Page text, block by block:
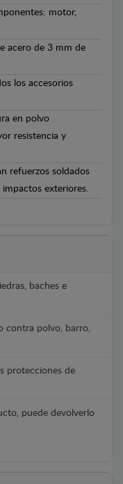
motor,
acero de 3 mm de
los accesorios
en polvo
resistencia y
refuerzos soldados
exteriores.
baches e
contra polvo, barro,
protecciones de
puede devolverlo